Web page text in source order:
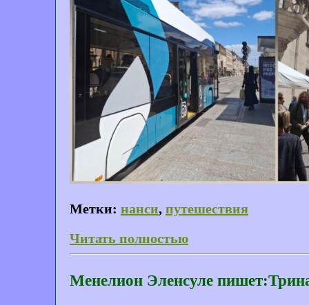
Метки: нанси, путешествия
Читать полностью
Менелион Эленсуле